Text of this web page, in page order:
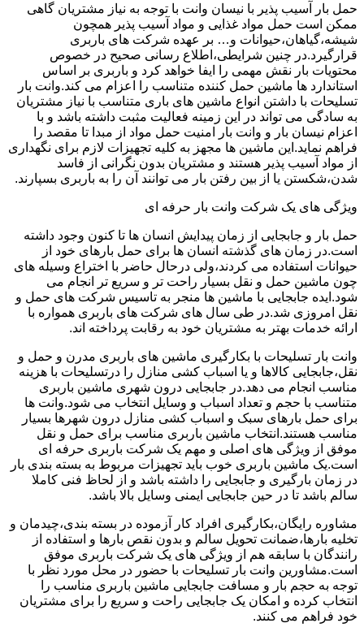
حمل بار آسیب پذیر با نیسان وانت با توجه به نیاز مشتریان گاهی
ممکن است حمل مواد غذایی و مواد آسیب پذیر همچون
شیشه،گیاهان،حیوانات و… بر عهده شرکت های باربری
قرارگیرد.در چنین شرایطی،اطلاع رسانی صحیح در خصوص
محتویات بار نقش مهمی را ایفا خواهد کرد و باربری بر اساس
استاندارد ها ماشین حمل کننده متناسب را اعزام می کند.وانت بار
تسلیحات با داشتن انواع ماشین های باری متناسب با نیاز مشتریان
به سادگی می تواند در این زمینه فعالیت مثبت داشته باشد و با
اعزام نیسان بار و وانت بار امنیت حمل مواد از مبدا تا مقصد را
فراهم نماید.این ماشین ها مجهز به کلیه تجهیزات لازم برای نگهداری
از مواد آسیب پذیر هستند و مشتریان بدون نگرانی از فاسد
شدن،شکستن یا از بین رفتن بار می توانند آن را به باربری بسپارند.
ویژگی های یک شرکت وانت بار حرفه ای
حمل بار و جابجایی از زمان پیدایش انسان ها تا کنون وجود داشته
است.در زمان های گذشته انسان ها برای حمل بارهای خود از
حیوانات استفاده می کردند،ولی درحال حاضر با اختراع وسیله های
چون ماشین حمل و نقل بسیار راحت تر و سریع تر انجام می
شود.ایده جابجایی با ماشین ها منجر به تاسیس شرکت های حمل و
نقل امروزی شد.در طی سال های شرکت های باربری همواره با
ارائه خدمات بهتر به مشتریان خود به رقابت پرداخته اند.
وانت بار تسلیحات با بکارگیری ماشین های باربری مدرن و حمل و
نقل،جابجایی کالاها و یا اسباب کشی منازل را درتسلیحات با هزینه
مناسب انجام می دهد.در جابجایی درون شهری ماشین باربری
متناسب با حجم و تعداد اسباب و وسایل انتخاب می شود.وانت ها
برای حمل بارهای سبک و اسباب کشی منازل درون شهرها بسیار
مناسب هستند.انتخاب ماشین باربری مناسب برای حمل و نقل
موفق از ویژگی های اصلی و مهم یک شرکت باربری حرفه ای
است.یک ماشین باربری خوب باید تجهیزات مربوط به بسته بندی بار
در زمان بارگیری و جابجایی را داشته باشد و از لحاظ فنی کاملا
سالم باشد تا در حین جابجایی ایمنی وسایل بالا باشد.
مشاوره رایگان،بکارگیری افراد کار آزموده در بسته بندی،چیدمان و
تخلیه بارها،ضمانت تحویل سالم و بدون نقص بارها و استفاده از
رانندگان با سابقه هم از ویژگی های یک شرکت باربری موفق
است.مشاورین وانت بار تسلیحات با حضور در محل مورد نظر با
توجه به حجم بار و مسافت جابجایی ماشین باربری مناسب را
انتخاب کرده و امکان یک جابجایی راحت و سریع را برای مشتریان
خود فراهم می کنند.